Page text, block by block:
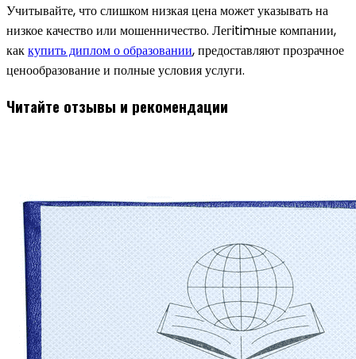
Учитывайте, что слишком низкая цена может указывать на
низкое качество или мошенничество. Легitimные компании,
каккупить диплом о образовании, предоставляют прозрачное
ценообразование и полные условия услуги.
Читайте отзывы и рекомендации